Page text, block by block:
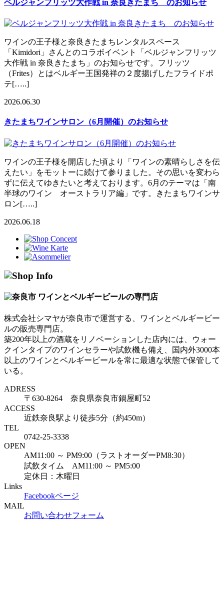
ベルジャンフリッツ大作戦 in 奈良きたまち のお知らせ
ワインの王子様と奈良きたまちレンタルスペース
「Kimidori」さんとのコラボイベント「ベルジャンフリッツ
大作戦 in 奈良きたまち」のお知らせです。フリッツ
（Frites）とはベルギー王国発祥の２度揚げしたフライドポ
テ[…..]
2026.06.30
きたまちワインサロン（6月開催）のお知らせ
ワインの王子様を開店した頃より「ワインの素晴らしさを伝
えたい」をモットーに続けて参りました。その思いを変わら
ずに伝えてゆきたいと考えております。6月のテーマは「南
半球のワイン オーストラリア編」です。きたまちワインサ
ロン[…..]
2026.06.18
株式会社シマヤが奈良市で運営する、ワインとベルギービー
ルの販売専門店。
築200年以上の酒蔵をリノベーションした店内には、ウォー
クインタイプのワインセラーや試飲機も備え、国内外3000本
以上のワインとベルギービールを常に最適な状態で保管して
いる。
ADRESS
〒630-8264 奈良県奈良市鍋屋町52
ACCESS
近鉄奈良駅より徒歩5分（約450m）
TEL
0742-25-3338
OPEN
AM11:00 ～ PM9:00（ラストオーダーPM8:30）
試飲タイム AM11:00 ～ PM5:00
定休日：木曜日
Links
Facebookページ
MAIL
お問い合わせフォーム